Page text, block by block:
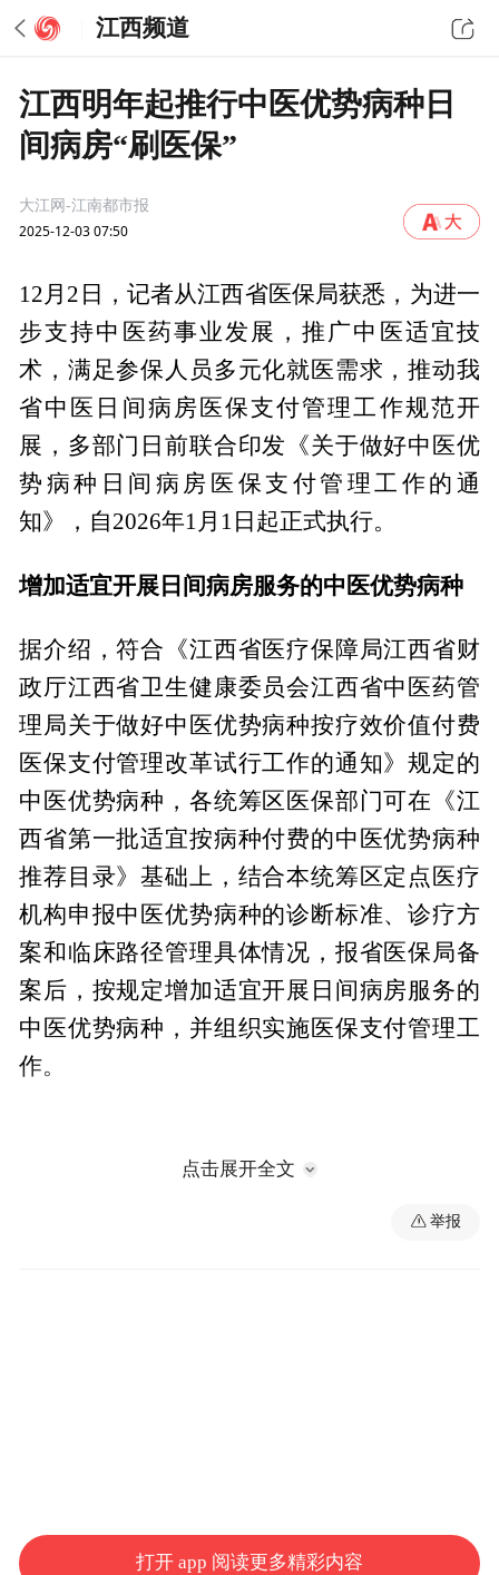
江西频道
江西明年起推行中医优势病种日
间病房“刷医保”
大江网-江南都市报
2025-12-03 07:50
12月2日，记者从江西省医保局获悉，为进一
步支持中医药事业发展，推广中医适宜技
术，满足参保人员多元化就医需求，推动我
省中医日间病房医保支付管理工作规范开
展，多部门日前联合印发《关于做好中医优
势病种日间病房医保支付管理工作的通
知》，自2026年1月1日起正式执行。
增加适宜开展日间病房服务的中医优势病种
据介绍，符合《江西省医疗保障局江西省财
政厅江西省卫生健康委员会江西省中医药管
理局关于做好中医优势病种按疗效价值付费
医保支付管理改革试行工作的通知》规定的
中医优势病种，各统筹区医保部门可在《江
西省第一批适宜按病种付费的中医优势病种
推荐目录》基础上，结合本统筹区定点医疗
机构申报中医优势病种的诊断标准、诊疗方
案和临床路径管理具体情况，报省医保局备
案后，按规定增加适宜开展日间病房服务的
中医优势病种，并组织实施医保支付管理工
作。
过评估后，统筹区医保经办机构应及时与其
点击展开全文
举报
打开 app 阅读更多精彩内容